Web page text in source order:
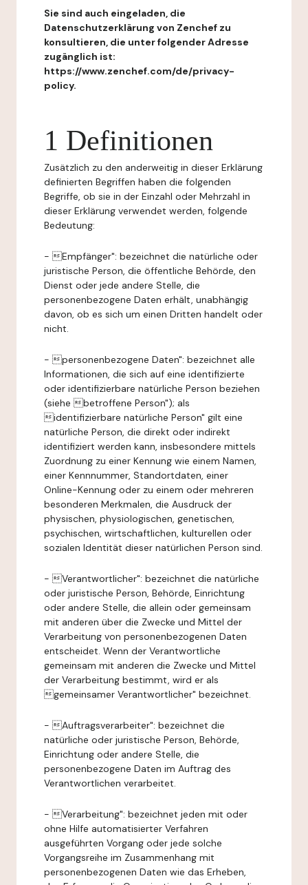
Sie sind auch eingeladen, die
Datenschutzerklärung von Zenchef zu
konsultieren, die unter folgender Adresse
zugänglich ist:
https://www.zenchef.com/de/privacy-
policy.
1 Definitionen
Zusätzlich zu den anderweitig in dieser Erklärung
definierten Begriffen haben die folgenden
Begriffe, ob sie in der Einzahl oder Mehrzahl in
dieser Erklärung verwendet werden, folgende
Bedeutung:
- Empfänger": bezeichnet die natürliche oder
juristische Person, die öffentliche Behörde, den
Dienst oder jede andere Stelle, die
personenbezogene Daten erhält, unabhängig
davon, ob es sich um einen Dritten handelt oder
nicht.
- personenbezogene Daten": bezeichnet alle
Informationen, die sich auf eine identifizierte
oder identifizierbare natürliche Person beziehen
(siehe betroffene Person"); als
identifizierbare natürliche Person" gilt eine
natürliche Person, die direkt oder indirekt
identifiziert werden kann, insbesondere mittels
Zuordnung zu einer Kennung wie einem Namen,
einer Kennnummer, Standortdaten, einer
Online-Kennung oder zu einem oder mehreren
besonderen Merkmalen, die Ausdruck der
physischen, physiologischen, genetischen,
psychischen, wirtschaftlichen, kulturellen oder
sozialen Identität dieser natürlichen Person sind.
- Verantwortlicher": bezeichnet die natürliche
oder juristische Person, Behörde, Einrichtung
oder andere Stelle, die allein oder gemeinsam
mit anderen über die Zwecke und Mittel der
Verarbeitung von personenbezogenen Daten
entscheidet. Wenn der Verantwortliche
gemeinsam mit anderen die Zwecke und Mittel
der Verarbeitung bestimmt, wird er als
gemeinsamer Verantwortlicher" bezeichnet.
- Auftragsverarbeiter": bezeichnet die
natürliche oder juristische Person, Behörde,
Einrichtung oder andere Stelle, die
personenbezogene Daten im Auftrag des
Verantwortlichen verarbeitet.
- Verarbeitung": bezeichnet jeden mit oder
ohne Hilfe automatisierter Verfahren
ausgeführten Vorgang oder jede solche
Vorgangsreihe im Zusammenhang mit
personenbezogenen Daten wie das Erheben,